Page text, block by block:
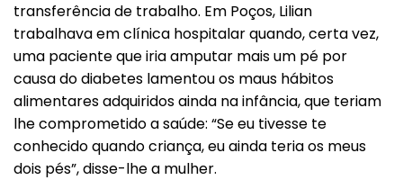
transferência de trabalho. Em Poços, Lilian
trabalhava em clínica hospitalar quando, certa vez,
uma paciente que iria amputar mais um pé por
causa do diabetes lamentou os maus hábitos
alimentares adquiridos ainda na infância, que teriam
lhe comprometido a saúde: “Se eu tivesse te
conhecido quando criança, eu ainda teria os meus
dois pés”, disse-lhe a mulher.